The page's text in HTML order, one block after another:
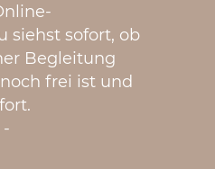
siehst sofort, ob
Begleitung
frei ist und